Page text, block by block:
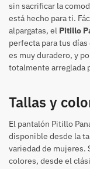
sin sacrificar la
está hecho para ti.
alpargatas, el Pitillo
perfecta para tus
es muy duradero, y
totalmente arreglada
Tallas y
El pantalón Pitillo
disponible desde la
variedad de mujeres.
colores, desde el